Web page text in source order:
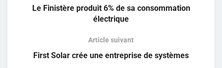
Le Finistère produit 6% de sa consommation
électrique
Article suivant
First Solar crée une entreprise de systèmes